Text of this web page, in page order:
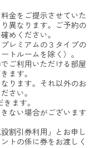
金をご提示させていた
異なります。ご予約の
めください。
レミアムの３タイプの
トルームを除く）。
ご利用いただける部屋
ます。
ります。それ以外のお
さい。
ます。
ない場合がございます
割引券利用」とお申し
トの係に券をお渡しく